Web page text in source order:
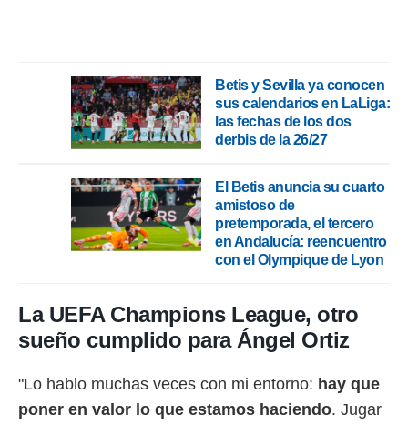
Betis y Sevilla ya conocen
sus calendarios en LaLiga:
las fechas de los dos
derbis de la 26/27
El Betis anuncia su cuarto
amistoso de
pretemporada, el tercero
en Andalucía: reencuentro
con el Olympique de Lyon
La UEFA Champions League, otro
sueño cumplido para Ángel Ortiz
"Lo hablo muchas veces con mi entorno: hay que
poner en valor lo que estamos haciendo. Jugar